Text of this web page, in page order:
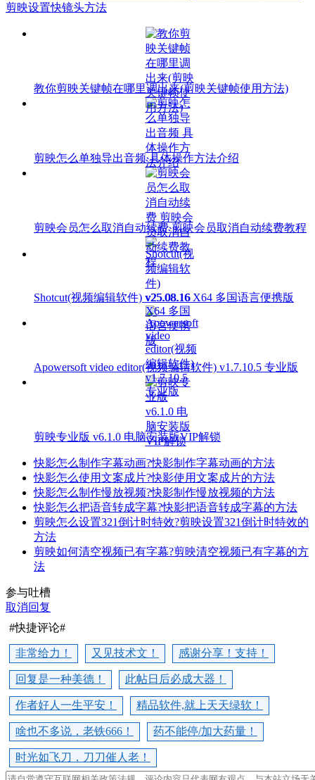
剪映设置快镜头方法
教你剪映关键帧在哪里调出来(剪映关键帧使用方法)
剪映怎么单独导出音频 具体操作方法介绍
剪映会员怎么取消自动续费 剪映会员取消自动续费教程
Shotcut(视频编辑软件) v25.08.16 X64 多国语言便携版
Apowersoft video editor(视频编辑软件) v1.7.10.5 专业版
剪映专业版 v6.1.0 电脑安装版VIP解锁
快影怎么制作字幕动画?快影制作字幕动画的方法
快影怎么使用文案成片?快影使用文案成片的方法
快影怎么制作慢放视频?快影制作慢放视频的方法
快影怎么把语音转成字幕?快影把语音转成字幕的方法
剪映怎么设置321倒计时特效?剪映设置321倒计时特效的
方法
剪映如何清空视频已有字幕?剪映清空视频已有字幕的方
法
参与吐槽
取消回复
#快捷评论#
非常给力！ 又见技术文！ 感谢分享！支持！
回复是一种美德！ 此帖日后必成大器！
作者好人一生平安！ 精品软件,就上天天绿软！
啥也不多说，老铁666！ 药不能停/加大药量！
时光如飞刀，刀刀催人老！